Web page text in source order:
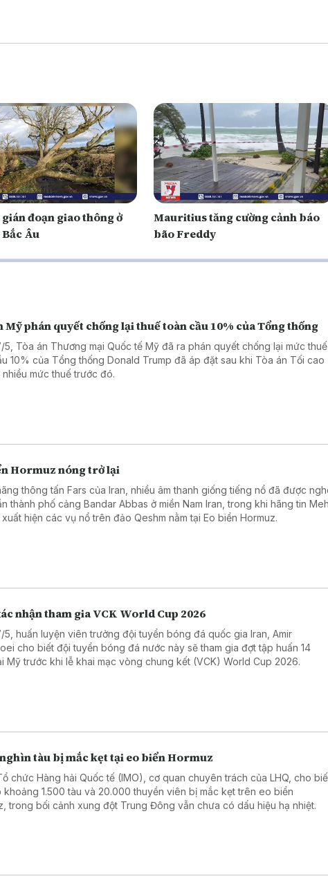
gián đoạn giao thông ở
Âu
Mauritius tăng cường cảnh báo
bão Freddy
Mỹ phán quyết chống lại thuế toàn cầu 10% của Tổng thống
5, Tòa án Thương mại Quốc tế Mỹ đã ra phán quyết chống lại mức thuế
10% của Tổng thống Donald Trump đã áp đặt sau khi Tòa án Tối cao
mức thuế trước đó.
Hormuz nóng trở lại
thông tấn Fars của Iran, nhiều âm thanh giống tiếng nổ đã được
thành phố cảng Bandar Abbas ở miền Nam Iran, trong khi hãng tin
hiện các vụ nổ trên đảo Qeshm nằm tại Eo biển Hormuz.
nhận tham gia VCK World Cup 2026
5, huấn luyện viên trưởng đội tuyển bóng đá quốc gia Iran, Amir
cho biết đội tuyển bóng đá nước này sẽ tham gia đợt tập huấn 14
Mỹ trước khi lễ khai mạc vòng chung kết (VCK) World Cup 2026.
tàu bị mắc kẹt tại eo biển Hormuz
chức Hàng hải Quốc tế (IMO), cơ quan chuyên trách của LHQ, cho
khoảng 1.500 tàu và 20.000 thuyền viên bị mắc kẹt trên eo biển
trong bối cảnh xung đột Trung Đông vẫn chưa có dấu hiệu hạ nhiệt.